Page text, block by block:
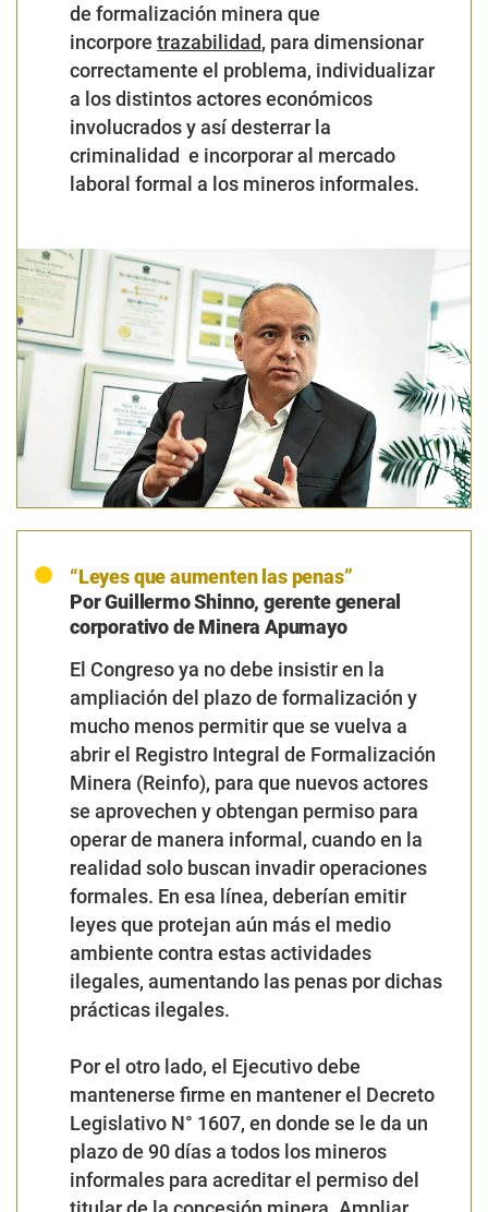
de formalización minera que
incorpore trazabilidad, para dimensionar
correctamente el problema, individualizar
a los distintos actores económicos
involucrados y así desterrar la
criminalidad e incorporar al mercado
laboral formal a los mineros informales.
“Leyes que aumenten las penas”
Por Guillermo Shinno, gerente general
corporativo de Minera Apumayo
El Congreso ya no debe insistir en la
ampliación del plazo de formalización y
mucho menos permitir que se vuelva a
abrir el Registro Integral de Formalización
Minera (Reinfo), para que nuevos actores
se aprovechen y obtengan permiso para
operar de manera informal, cuando en la
realidad solo buscan invadir operaciones
formales. En esa línea, deberían emitir
leyes que protejan aún más el medio
ambiente contra estas actividades
ilegales, aumentando las penas por dichas
prácticas ilegales.
Por el otro lado, el Ejecutivo debe
mantenerse firme en mantener el Decreto
Legislativo N° 1607, en donde se le da un
plazo de 90 días a todos los mineros
informales para acreditar el permiso del